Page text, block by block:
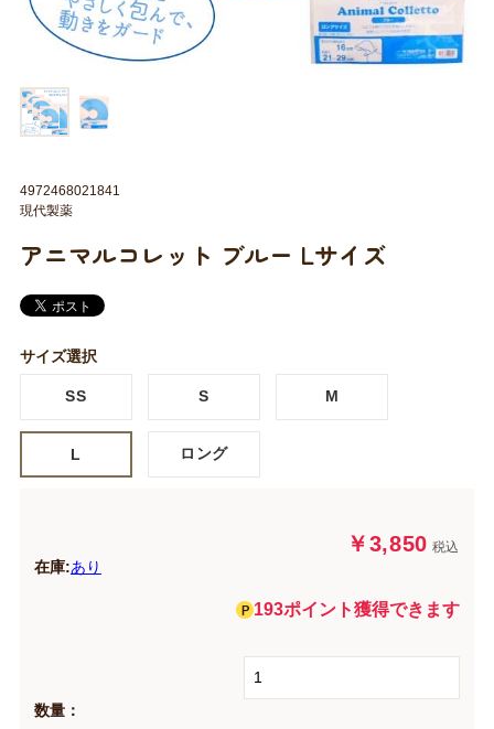
アニマルコレット ブルー Lサイズ
￥3,850 税込
在庫:あり
193ポイント獲得できます
数量：
4972468021841
現代製薬
サイズ選択
SS S M
L ロング